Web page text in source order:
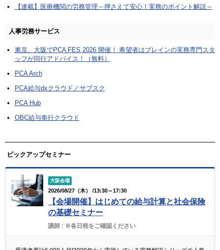
【連載】医療機関の労務管理～押さえて安心！実務のポイント解説～
人事労務サービス
東京、大阪でPCA FES 2026 開催！ 希望者はブレインの実務専門スタ
ッフが同行アドバイス！（無料）
PCA Arch
PCA給与dxクラウド／サブスク
PCA Hub
OBC給与奉行クラウド
ピックアップセミナー
大阪会場
2026/08/27（木） /13:30～17:30
【会場開催】はじめての給与計算と社会保険
の基礎セミナー
講師 : ※各日程をご確認ください